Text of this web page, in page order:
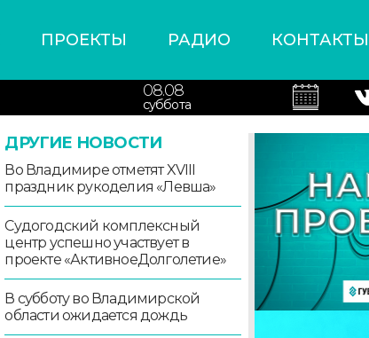
ПРОЕКТЫ РАДИО КОНТАКТЫ
08.08
суббота
ДРУГИЕ НОВОСТИ
Во Владимире отметят XVIII
праздник рукоделия «Левша»
Судогодский комплексный
центр успешно участвует в
проекте «АктивноеДолголетие»
В субботу во Владимирской
области ожидается дождь